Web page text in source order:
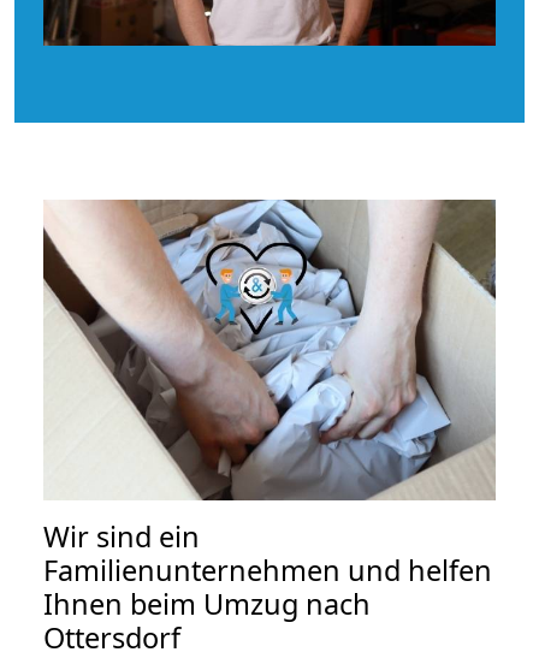
Wir sind ein
Familienunternehmen und helfen
Ihnen beim Umzug nach
Ottersdorf